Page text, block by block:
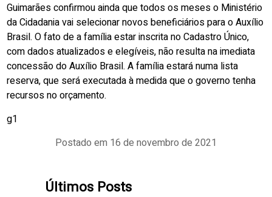
Guimarães confirmou ainda que todos os meses o Ministério
da Cidadania vai selecionar novos beneficiários para o Auxílio
Brasil. O fato de a família estar inscrita no Cadastro Único,
com dados atualizados e elegíveis, não resulta na imediata
concessão do Auxílio Brasil. A família estará numa lista
reserva, que será executada à medida que o governo tenha
recursos no orçamento.
g1
Postado em 16 de novembro de 2021
Últimos Posts